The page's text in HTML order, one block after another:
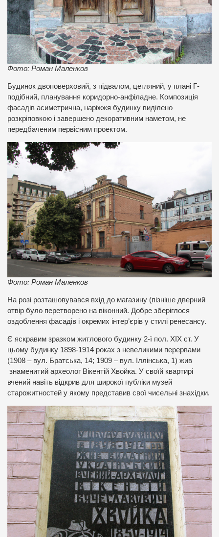
Фото: Роман Маленков
Будинок двоповерховий, з підвалом, цегляний, у плані Г-
подібний, планування коридорно-анфіладне. Композиція
фасадів асиметрична, наріжжя будинку виділено
розкріповкою і завершено декоративним наметом, не
передбаченим первісним проектом.
Фото: Роман Маленков
На розі розташовувався вхід до магазину (пізніше дверний
отвір було перетворено на віконний. Добре зберіглося
оздоблення фасадів і окремих інтер’єрів у стилі ренесансу.
Є яскравим зразком житлового будинку 2-ї пол. ХІХ ст. У
цьому будинку 1898-1914 роках з невеликими перервами
(1908 – вул. Братська, 14; 1909 – вул. Іллінська, 1) жив
знаменитий археолог Вікентій Хвойка. У своїй квартирі
вчений навіть відкрив для широкої публіки музей
старожитностей у якому представив свої чисельні знахідки.